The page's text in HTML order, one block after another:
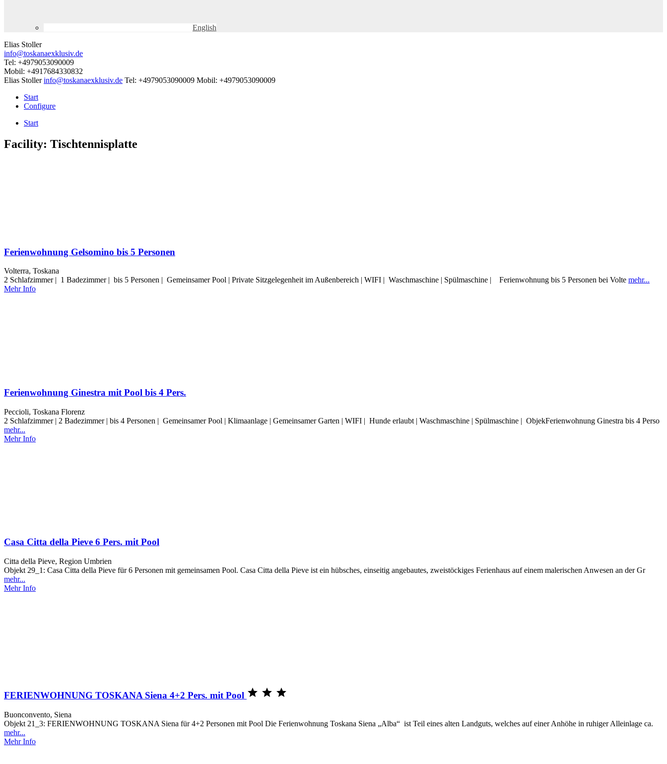
English
Elias Stoller
info@toskanaexklusiv.de
Tel: +4979053090009
Mobil: +4917684330832
Elias Stoller info@toskanaexklusiv.de Tel: +4979053090009 Mobil: +4979053090009
Start
Configure
Start
Facility: Tischtennisplatte
Ferienwohnung Gelsomino bis 5 Personen
Volterra, Toskana
2 Schlafzimmer | 1 Badezimmer | bis 5 Personen | Gemeinsamer Pool | Private Sitzgelegenheit im Außenbereich | WIFI | Waschmaschine | Spülmaschine | Ferienwohnung bis 5 Personen bei Volte mehr...
Mehr Info
Ferienwohnung Ginestra mit Pool bis 4 Pers.
Peccioli, Toskana Florenz
2 Schlafzimmer | 2 Badezimmer | bis 4 Personen | Gemeinsamer Pool | Klimaanlage | Gemeinsamer Garten | WIFI | Hunde erlaubt | Waschmaschine | Spülmaschine | ObjekFerienwohnung Ginestra bis 4 Perso
mehr...
Mehr Info
Casa Citta della Pieve 6 Pers. mit Pool
Citta della Pieve, Region Umbrien
Objekt 29_1: Casa Citta della Pieve für 6 Personen mit gemeinsamen Pool. Casa Citta della Pieve ist ein hübsches, einseitig angebautes, zweistöckiges Ferienhaus auf einem malerischen Anwesen an der Gr
mehr...
Mehr Info
FERIENWOHNUNG TOSKANA Siena 4+2 Pers. mit Pool   
Buonconvento, Siena
Objekt 21_3: FERIENWOHNUNG TOSKANA Siena für 4+2 Personen mit Pool Die Ferienwohnung Toskana Siena „Alba“ ist Teil eines alten Landguts, welches auf einer Anhöhe in ruhiger Alleinlage ca.
mehr...
Mehr Info